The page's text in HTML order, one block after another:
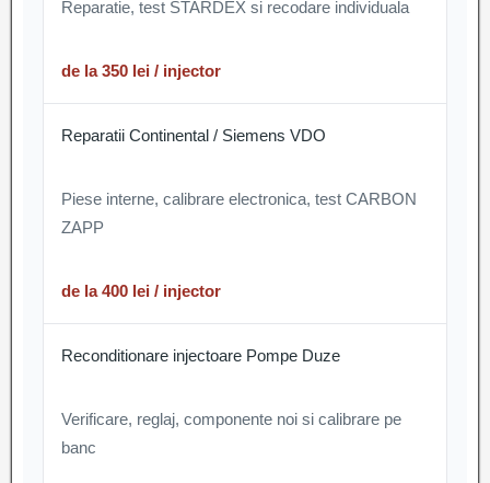
Reparatie, test STARDEX si recodare individuala
de la 350 lei / injector
Reparatii Continental / Siemens VDO
Piese interne, calibrare electronica, test CARBON
ZAPP
de la 400 lei / injector
Reconditionare injectoare Pompe Duze
Verificare, reglaj, componente noi si calibrare pe
banc